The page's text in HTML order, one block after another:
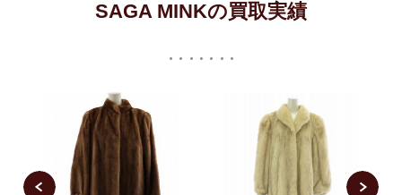
SAGA MINKの買取実績